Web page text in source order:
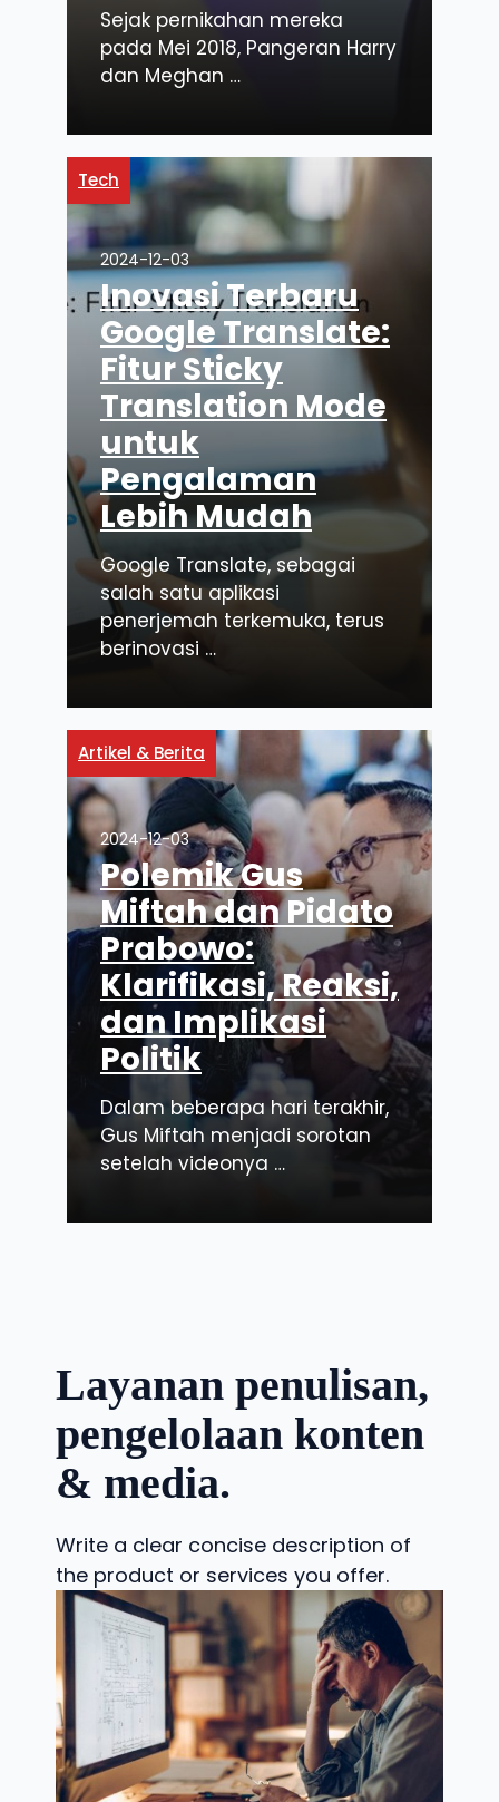
Sejak pernikahan mereka
pada Mei 2018, Pangeran Harry
dan Meghan …
Tech
2024-12-03
Inovasi Terbaru
Google Translate:
Fitur Sticky
Translation Mode
untuk
Pengalaman
Lebih Mudah
Google Translate, sebagai
salah satu aplikasi
penerjemah terkemuka, terus
berinovasi …
Artikel & Berita
2024-12-03
Polemik Gus
Miftah dan Pidato
Prabowo:
Klarifikasi, Reaksi,
dan Implikasi
Politik
Dalam beberapa hari terakhir,
Gus Miftah menjadi sorotan
setelah videonya …
Layanan penulisan,
pengelolaan konten
& media.
Write a clear concise description of
the product or services you offer.